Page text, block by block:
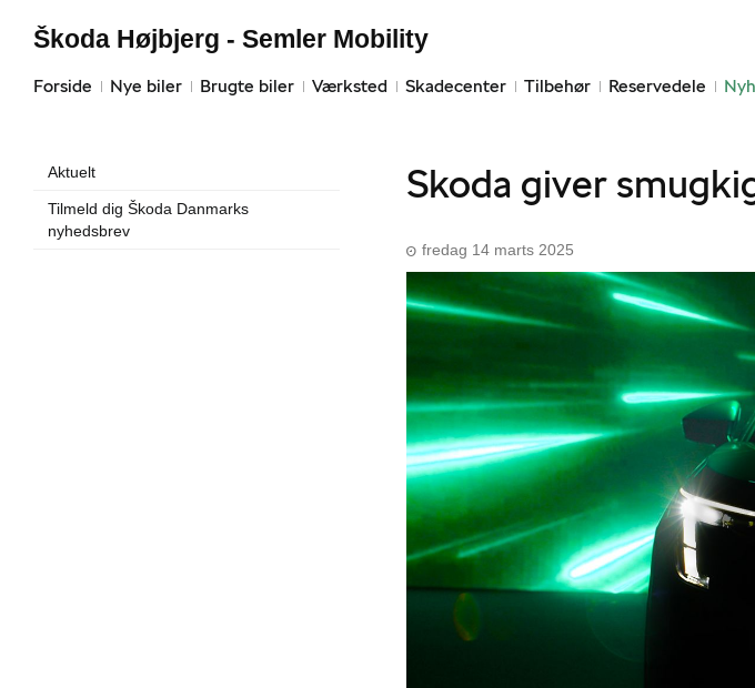
Forside Nye biler Brugte biler Værksted Skadecenter Tilbehør Reservedele
Škoda Højbjerg - Semler Mobility
Aktuelt
Tilmeld dig Škoda Danmarks
nyhedsbrev
Skoda giver
fredag 14 marts 2025